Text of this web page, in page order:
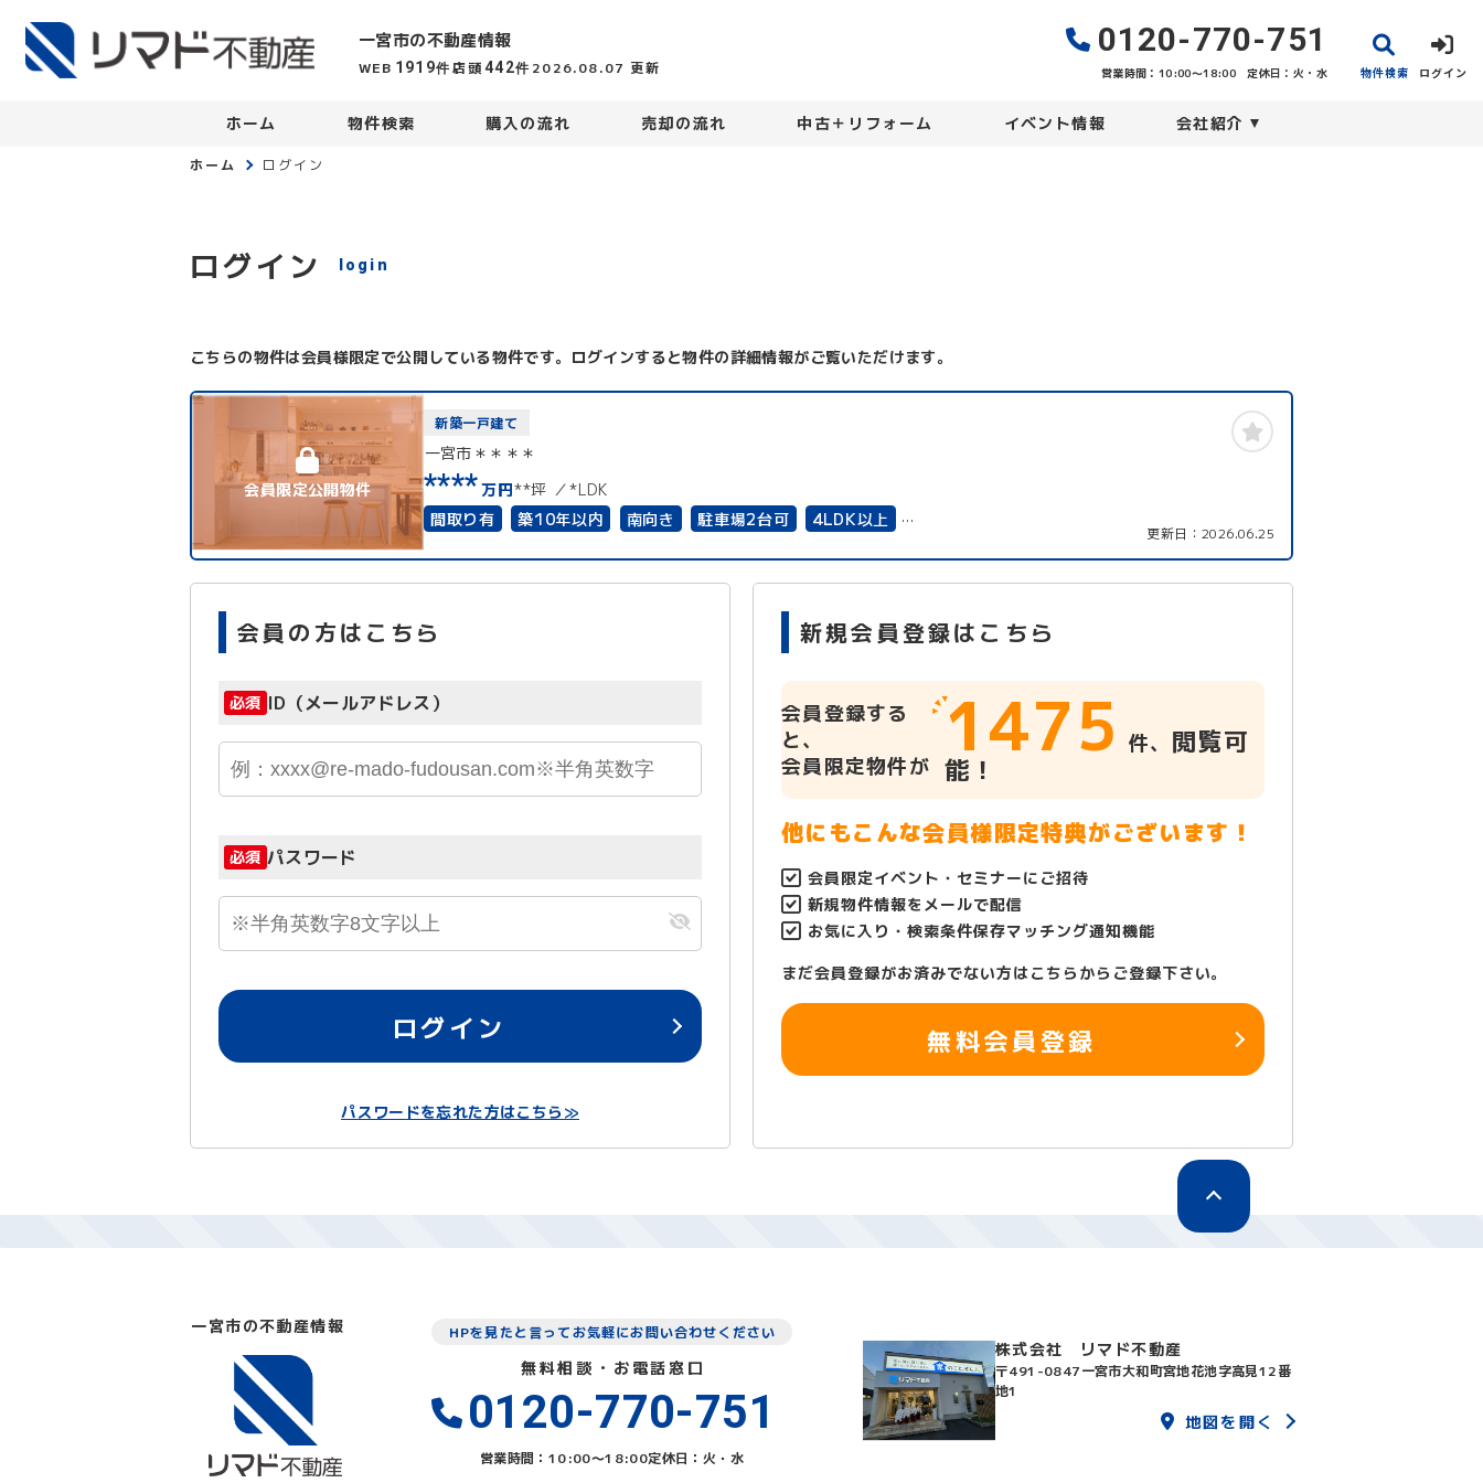
一宮市の不動産情報
WEB 1919件 店頭442件 2026.08.07 更新
0120-770-751
営業時間：10:00〜18:00 定休日：火・水 物件検索 ログイン
ホーム 物件検索 購入の流れ 売却の流れ 中古＋リフォーム イベント情報 会社紹介
ホーム ログイン
ログイン login
こちらの物件は会員様限定で公開している物件です。ログインすると物件の詳細情報がご覧いただけます。
会員限定公開物件
新築一戸建て
一宮市＊＊＊＊
****万円**坪 *LDK
間取り有 築10年以内 南向き 駐車場2台可
4LDK以上
更新日： 2026.06.25
会員の方はこちら
必須 ID（メールアドレス）
必須 パスワード
ログイン
パスワードを忘れた方はこちら≫
新規会員登録はこちら
会員登録する
と、
会員限定物件が 1475 件、 閲覧可
能！
他にもこんな会員様限定特典がございます！
会員限定イベント・セミナーにご招待
新規物件情報をメールで配信
お気に入り・検索条件保存マッチング通知機能
まだ会員登録がお済みでない方はこちらからご登録下さい。
無料会員登録
一宮市の不動産情報 HPを見たと言ってお気軽にお問い合わせください
無料相談・お電話窓口
0120-770-751
営業時間：10:00〜18:00定休日：火・水
株式会社 リマド不動産
〒491-0847一宮市大和町宮地花池字高見12番
地1
地図を開く